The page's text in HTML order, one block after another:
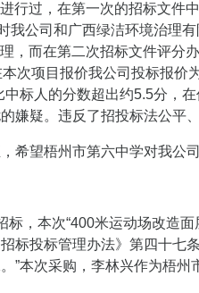
行过，在第一次的招标文
我公司和广西绿洁环境治理
，而在第二次招标文件评
次项目报价我公司投标报
标人的分数超出约5.5分，
嫌疑。违反了招投标法公平、
希望梧州市第六中学对我公
，本次“400米运动场改造
标投标管理办法》第四十七
”本次采购，李林兴作为梧